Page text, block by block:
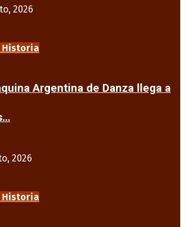
2026
Historia
Argentina de Danza llega a
2026
Historia